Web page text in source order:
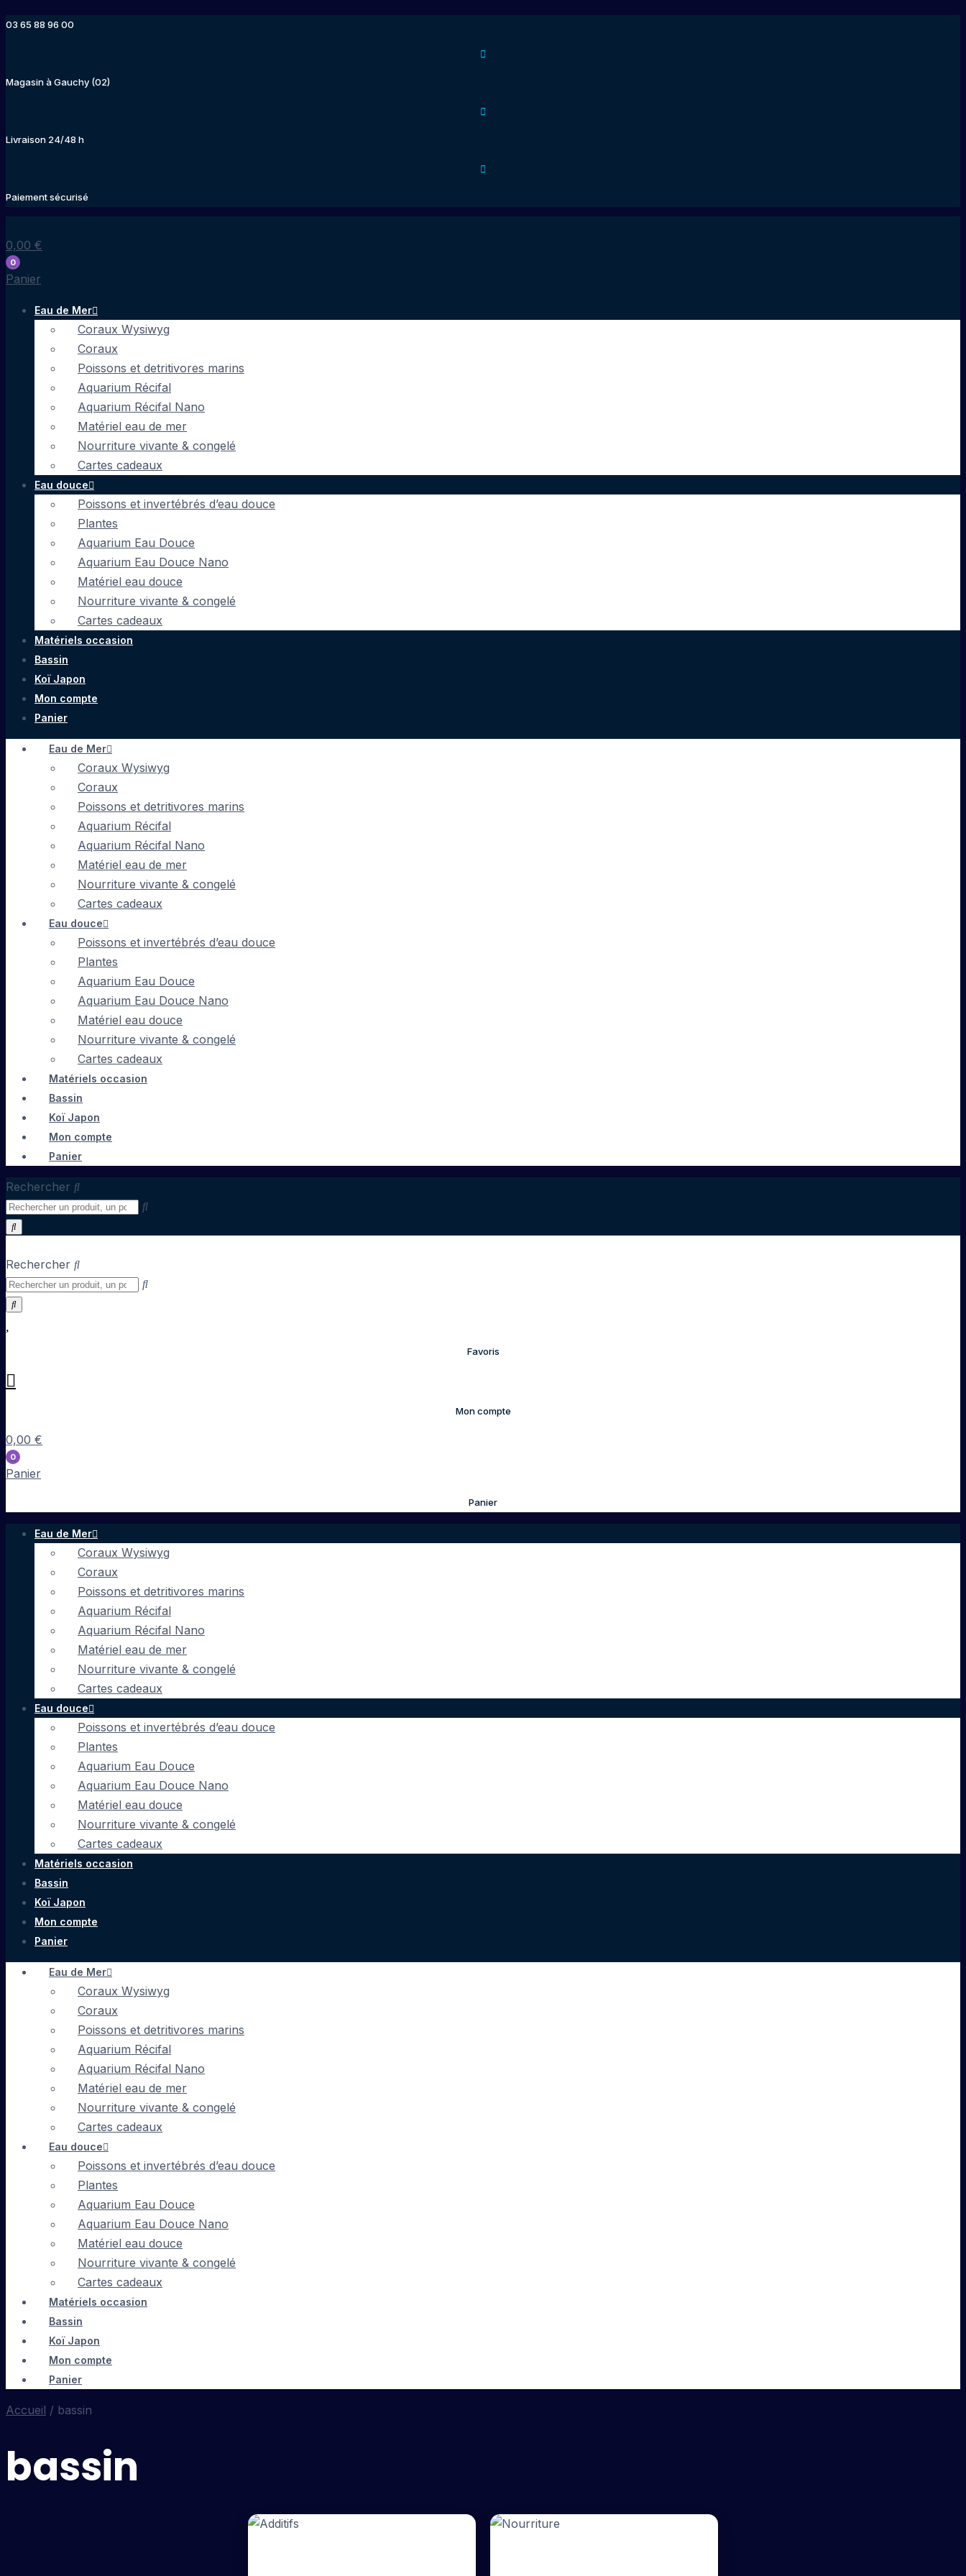
03 65 88 96 00
Magasin à Gauchy (02)
Livraison 24/48 h
Paiement sécurisé
0,00 €
0
Panier
Eau de Mer
Coraux Wysiwyg
Coraux
Poissons et detritivores marins
Aquarium Récifal
Aquarium Récifal Nano
Matériel eau de mer
Nourriture vivante & congelé
Cartes cadeaux
Eau douce
Poissons et invertébrés d’eau douce
Plantes
Aquarium Eau Douce
Aquarium Eau Douce Nano
Matériel eau douce
Nourriture vivante & congelé
Cartes cadeaux
Matériels occasion
Bassin
Koï Japon
Mon compte
Panier
Eau de Mer
Coraux Wysiwyg
Coraux
Poissons et detritivores marins
Aquarium Récifal
Aquarium Récifal Nano
Matériel eau de mer
Nourriture vivante & congelé
Cartes cadeaux
Eau douce
Poissons et invertébrés d’eau douce
Plantes
Aquarium Eau Douce
Aquarium Eau Douce Nano
Matériel eau douce
Nourriture vivante & congelé
Cartes cadeaux
Matériels occasion
Bassin
Koï Japon
Mon compte
Panier
Rechercher
Rechercher
Favoris
Mon compte
0,00 €
0
Panier
Panier
Eau de Mer
Coraux Wysiwyg
Coraux
Poissons et detritivores marins
Aquarium Récifal
Aquarium Récifal Nano
Matériel eau de mer
Nourriture vivante & congelé
Cartes cadeaux
Eau douce
Poissons et invertébrés d’eau douce
Plantes
Aquarium Eau Douce
Aquarium Eau Douce Nano
Matériel eau douce
Nourriture vivante & congelé
Cartes cadeaux
Matériels occasion
Bassin
Koï Japon
Mon compte
Panier
Eau de Mer
Coraux Wysiwyg
Coraux
Poissons et detritivores marins
Aquarium Récifal
Aquarium Récifal Nano
Matériel eau de mer
Nourriture vivante & congelé
Cartes cadeaux
Eau douce
Poissons et invertébrés d’eau douce
Plantes
Aquarium Eau Douce
Aquarium Eau Douce Nano
Matériel eau douce
Nourriture vivante & congelé
Cartes cadeaux
Matériels occasion
Bassin
Koï Japon
Mon compte
Panier
Accueil / bassin
bassin